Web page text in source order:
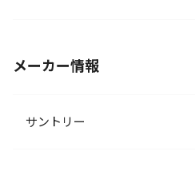
メーカー情報
サントリー